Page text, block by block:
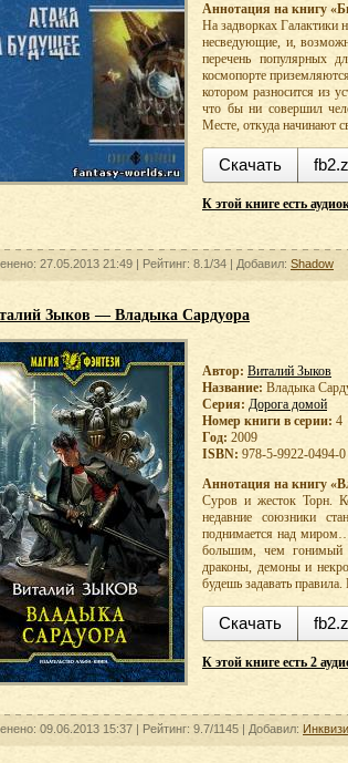
Аннотация на книгу
На задворках Галактики
несведующие, и,
перечень популярных
космопорте
котором разносится из
что бы ни совершил
Месте, откуда начинают
Скачать
К этой книге есть
27.05.2013 21:49 | Рейтинг: 8.1/34 | Добавил: Shadow
Зыков — Владыка Сардуора
Автор: Виталий Зыков
Название: Владыка
Серия: Дорога домой
Номер книги в серии: 4
Год: 2009
ISBN: 978-5-9922-0494-0
Аннотация на книгу
Суров и жесток Торн.
недавние союзники
поднимается над
большим, чем гонимый
драконы, демоны и
будешь задавать
Скачать
К этой книге есть 2
09.06.2013 15:37 | Рейтинг: 9.7/1145 | Добавил: